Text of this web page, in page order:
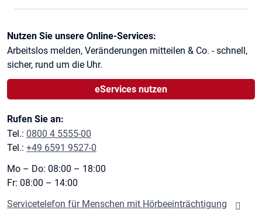
Kontaktinformationen
Nutzen Sie unsere Online-Services:
Arbeitslos melden, Veränderungen mitteilen & Co. - schnell,
sicher, rund um die Uhr.
eServices nutzen
Rufen Sie an:
Tel.: 0800 4 5555-00
Tel.: +49 6591 9527-0
Mo – Do: 08:00 – 18:00
Fr: 08:00 – 14:00
Servicetelefon für Menschen mit Hörbeeinträchtigung